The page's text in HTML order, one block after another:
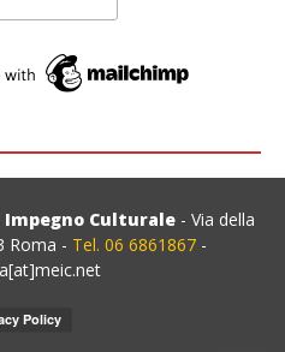
Culturale- Via della
Roma - Tel. 06 6861867 -